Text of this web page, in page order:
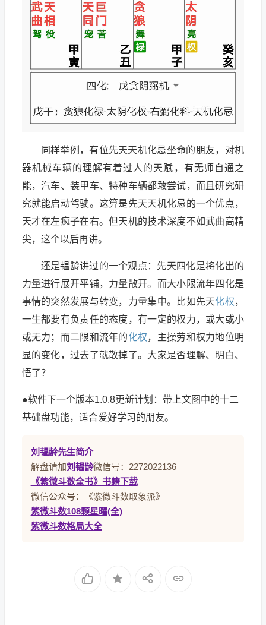
同样举例，有位先天天机化忌坐命的朋友，对机
器机械车辆的理解有着过人的天赋，有无师自通之
能，汽车、装甲车、特种车辆都敢尝试，而且研究研
究就能启动驾驶。这算是先天天机化忌的一个优点，
天才在左疯子在右。但天机的技术深度不如武曲高精
尖，这个以后再讲。
还是韫龄讲过的一个观点：先天四化是将化出的
力量进行展开平铺，力量散开。而大小限流年四化是
事情的突然发展与转变，力量集中。比如先天化权，
一生都要有负责任的态度，有一定的权力，或大或小
或无力；而二限和流年的化权，主操劳和权力地位明
显的变化，过去了就散掉了。大家是否理解、明白、
悟了？
●软件下一个版本1.0.8更新计划：带上文图中的十二
基础盘功能，适合爱好学习的朋友。
刘韫龄先生简介
解盘请加刘韫龄微信号：2272022136
《紫微斗数全书》书籍下载
微信公众号：《紫微斗数取象派》
紫微斗数108颗星曜(全)
紫微斗数格局大全